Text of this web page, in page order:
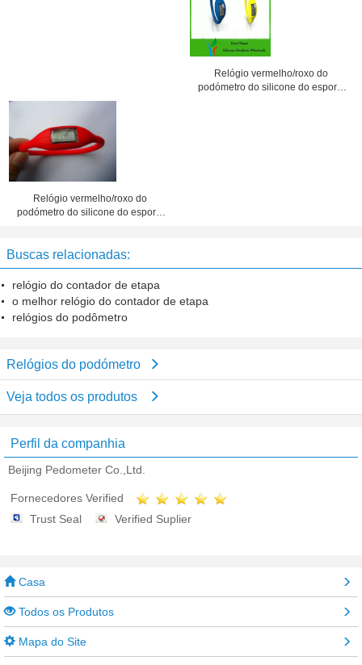
Relógio vermelho/roxo do
podómetro do silicone do esporte
Relógio vermelho/roxo do
podómetro do silicone do esporte
Buscas relacionadas:
relógio do contador de etapa
o melhor relógio do contador de etapa
relógios do podômetro
Relógios do podómetro
Veja todos os produtos
Perfil da companhia
Beijing Pedometer Co.,Ltd.
Fornecedores Verified
Trust Seal
Verified Suplier
Casa
Todos os Produtos
Mapa do Site